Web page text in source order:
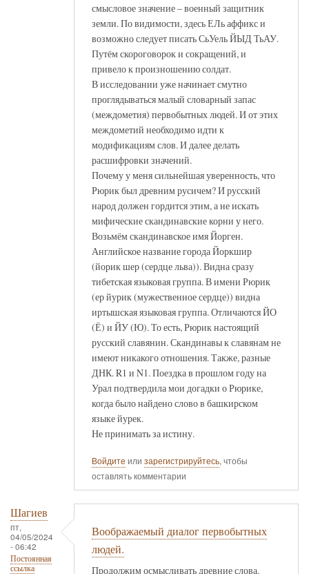
смысловое значение – военный защитник
земли. По видимости, здесь ЕЛь аффикс и
возможно следует писать СьУель ЙЫД ТьАУ.
Путём скороговорок и сокращений, и
привело к произношению солдат.
В исследовании уже начинает смутно
проглядываться малый словарный запас
(междометия) первобытных людей. И от этих
междометий необходимо идти к
модификациям слов. И далее делать
расшифровки значений.
Почему у меня сильнейшая уверенность, что
Рюрик был древним русичем? И русский
народ должен гордится этим, а не искать
мифические скандинавские корни у него.
Возьмём скандинавское имя Йорген.
Английское название города Йоркшир
(йорик шер (сердце льва)). Видна сразу
тибетская языковая группа. В имени Рюрик
(ер йурик (мужественное сердце)) видна
иртышская языковая группа. Отличаются ЙО
(Ё) и ЙУ (Ю). То есть, Рюрик настоящий
русский славянин. Скандинавы к славянам не
имеют никакого отношения. Также, разные
ДНК. R1 и N1. Поездка в прошлом году на
Урал подтвердила мои догадки о Рюрике,
когда было найдено слово в башкирском
языке йурек.
Не принимать за истину.
Войдите или зарегистрируйтесь, чтобы
оставлять комментарии
Шагиев
пт,
04/05/2024
- 06:42
Постоянная
ссылка
Воображаемый диалог первобытных
людей.
Продолжим осмысливать древние слова.